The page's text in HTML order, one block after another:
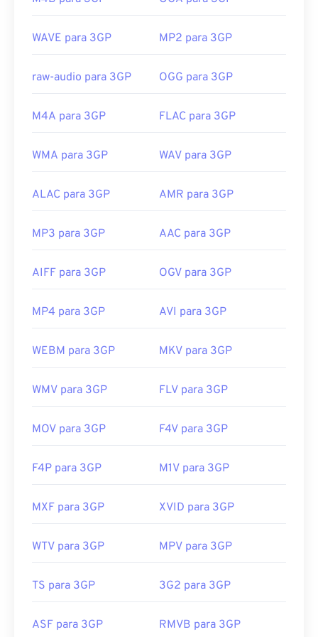
MP4.
Desenvolvido por:
Projeto de Parceria de 3ª
Geração (3GPP)
Lançamento inicial:
https://en.wikipedia.org/wiki/3GP_and_3G2
WAVE para 3GP MP2 para 3GP
raw-audio para 3GP OGG para 3GP
M4A para 3GP FLAC para 3GP
WMA para 3GP WAV para 3GP
ALAC para 3GP AMR para 3GP
MP3 para 3GP AAC para 3GP
AIFF para 3GP OGV para 3GP
MP4 para 3GP AVI para 3GP
WEBM para 3GP MKV para 3GP
WMV para 3GP FLV para 3GP
MOV para 3GP F4V para 3GP
F4P para 3GP M1V para 3GP
MXF para 3GP XVID para 3GP
WTV para 3GP MPV para 3GP
TS para 3GP 3G2 para 3GP
ASF para 3GP RMVB para 3GP